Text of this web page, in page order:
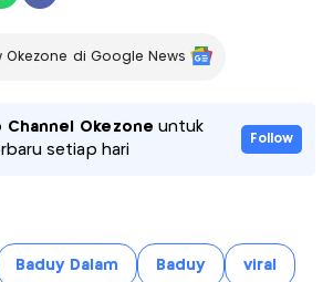
Okezone di Google News
Channel Okezone untuk
setiap hari
Follow
Baduy Dalam Baduy viral